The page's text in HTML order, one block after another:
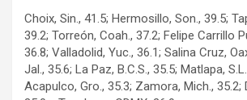
Choix, Sin., 41.5; Hermosillo, Son., 39.5;
39.2; Torreón, Coah., 37.2; Felipe Carrillo
36.8; Valladolid, Yuc., 36.1; Salina Cruz,
Jal., 35.6; La Paz, B.C.S., 35.5; Matlapa,
Acapulco, Gro., 35.3; Zamora, Mich., 35.2;